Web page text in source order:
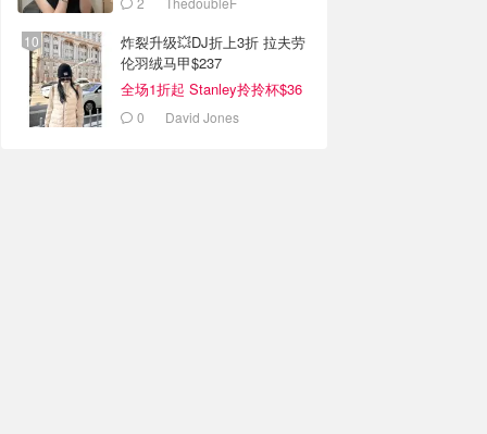
炸裂升级💥DJ折上3折 拉夫劳
伦羽绒马甲$237
全场1折起 Stanley拎拎杯$36
0 David Jones